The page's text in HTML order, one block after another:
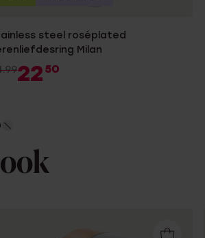
steel roséplated
Milan
22 50